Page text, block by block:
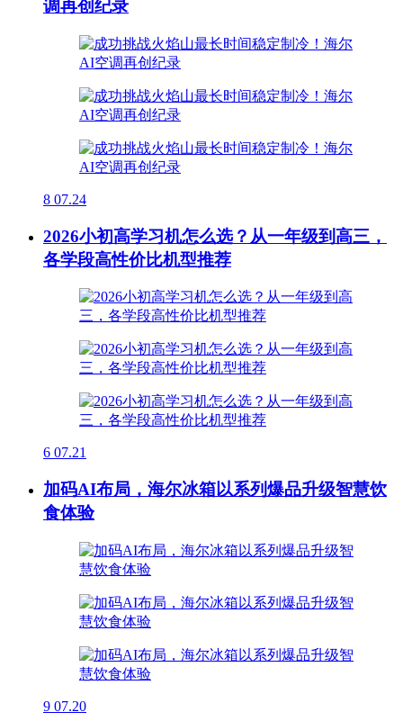
调再创纪录
8 07.24
2026小初高学习机怎么选？从一年级到高三，
各学段高性价比机型推荐
6 07.21
加码AI布局，海尔冰箱以系列爆品升级智慧饮
食体验
9 07.20